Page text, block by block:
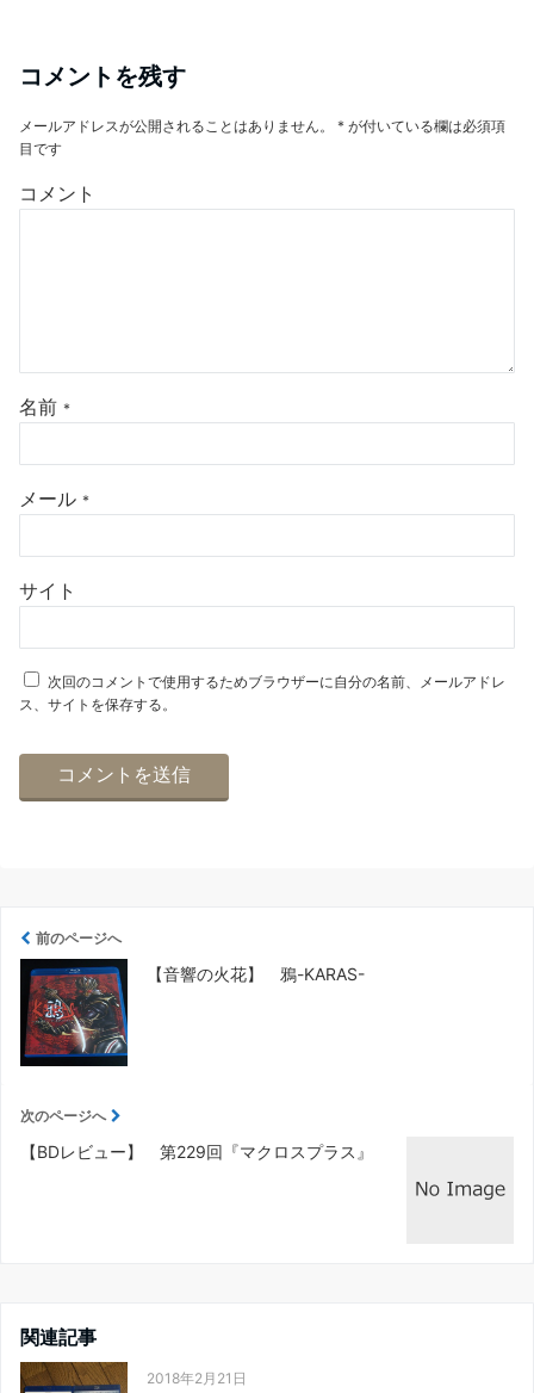
コメントを残す
メールアドレスが公開されることはありません。 * が付いている欄は必須項
目です
コメント
名前 *
メール *
サイト
次回のコメントで使用するためブラウザーに自分の名前、メールアドレ
ス、サイトを保存する。
前のページへ
【音響の火花】 鴉-KARAS-
次のページへ
【BDレビュー】 第229回『マクロスプラス』
関連記事
2018年2月21日